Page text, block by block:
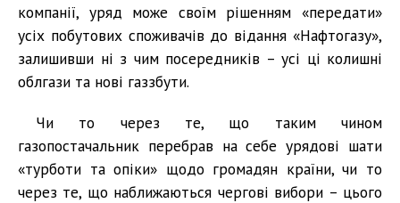
компанії, уряд може своїм рішенням «передати»
усіх побутових споживачів до відання «Нафтогазу»,
залишивши ні з чим посередників – усі ці колишні
облгази та нові газзбути.
Чи то через те, що таким чином
газопостачальник перебрав на себе урядові шати
«турботи та опіки» щодо громадян країни, чи то
через те, що наближаються чергові вибори – цього